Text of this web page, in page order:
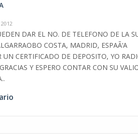
DAR EL NO. DE TELEFONO DE LA
COSTA, MADRID, ESPAÃ‘A
UN CERTIFICADO DE DEPOSITO, YO
Y ESPERO CONTAR CON SU